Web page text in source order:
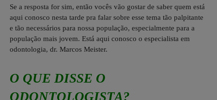
Se a resposta for sim, então vocês vão gostar de saber quem está
aqui conosco nesta tarde pra falar sobre esse tema tão palpitante
e tão necessários para nossa população, especialmente para a
população mais jovem. Está aqui conosco o especialista em
odontologia, dr. Marcos Meister.
O QUE DISSE O
ODONTOLOGISTA?